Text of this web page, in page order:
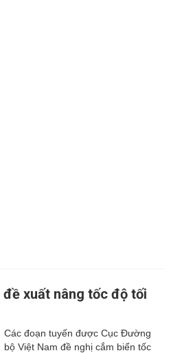
xuất nâng tốc độ tối
Các đoạn tuyến được Cục Đường
bộ Việt Nam đề nghị cắm biển tốc